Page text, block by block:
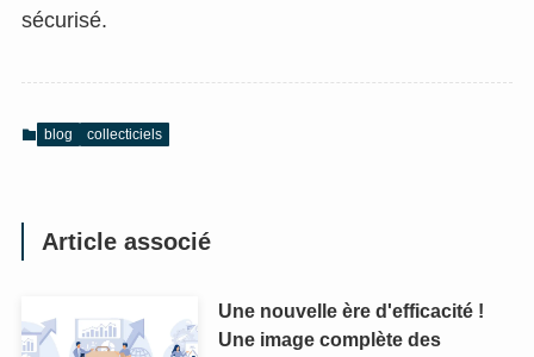
sécurisé.
blog collecticiels
Article associé
Une nouvelle ère d'efficacité !
Une image complète des